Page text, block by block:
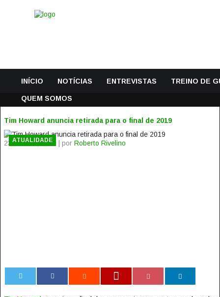
INÍCIO NOTÍCIAS ENTREVISTAS TREINO DE
QUEM SOMOS
Tim Howard anuncia retirada para o final de 2019
23 Janeiro, 2019 | por Roberto Rivelino
ATUALIDADE